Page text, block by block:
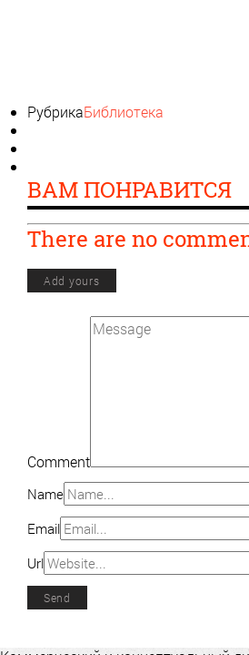
РубрикаБиблиотека
ВАМ ПОНРАВИТСЯ
There are no
Add yours
Comment
Name
Email
Url